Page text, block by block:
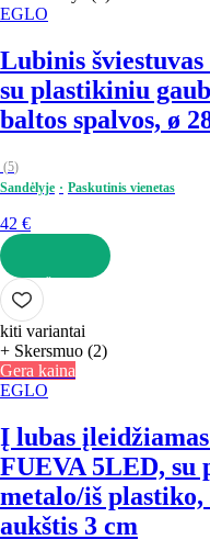
EGLO
Lubinis
su plastikiniu
baltos spalvos, ø
(5)
Sandėlyje
Paskutinis vienetas
42 €
Į KREPŠELĮ
kiti variantai
+ Skersmuo (2)
Gera kaina
EGLO
Į lubas
FUEVA 5LED, su
metalo/iš plastiko,
aukštis 3 cm